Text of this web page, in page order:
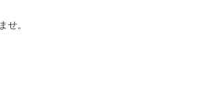
せ。